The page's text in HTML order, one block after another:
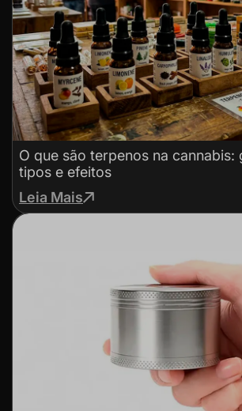
O que são terpenos na cannabis:
tipos e efeitos
Leia Mais